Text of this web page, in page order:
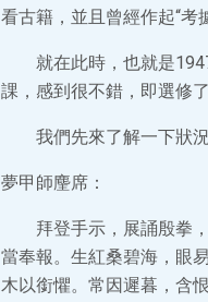
看古籍，並且曾經作起“考
就在此時，也就是
課，感到很不錯，即選修
我們先來了解一下狀
夢甲師麈席：
拜登手示，展誦殷拳
當奉報。生紅桑碧海，眼
木以銜懼。常因遲暮，含